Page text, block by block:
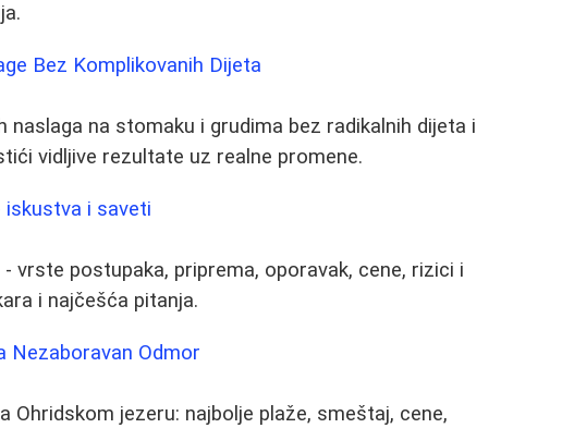
Bez Komplikovanih Dijeta
na stomaku i grudima bez radikalnih dijeta i
vidljive rezultate uz realne promene.
i saveti
vrste postupaka, priprema, oporavak, cene, rizici i
i najčešća pitanja.
Nezaboravan Odmor
Ohridskom jezeru: najbolje plaže, smeštaj, cene,